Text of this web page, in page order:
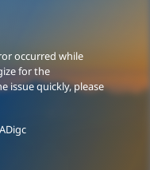
occurred while
for the
issue quickly, please